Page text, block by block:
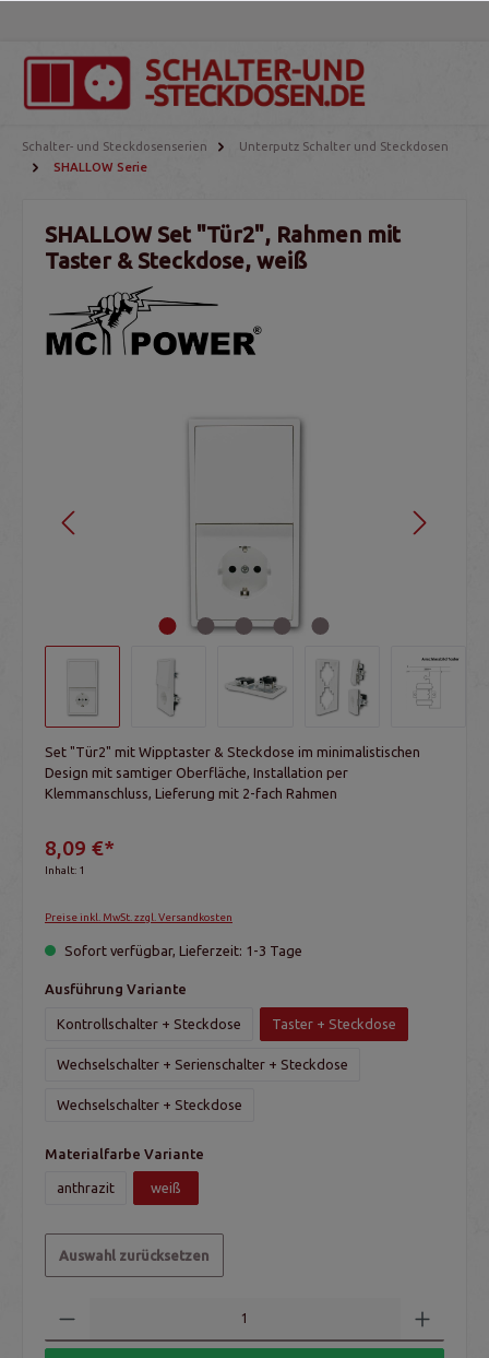
Schalter- und Steckdosenserien
Unterputz Schalter und Steckdosen
SHALLOW Serie
SHALLOW Set "Tür2", Rahmen mit
Taster & Steckdose, weiß
Set "Tür2" mit Wipptaster & Steckdose im minimalistischen
Design mit samtiger Oberfläche, Installation per
Klemmanschluss, Lieferung mit 2-fach Rahmen
8,09 €*
Inhalt: 1
Preise inkl. MwSt. zzgl. Versandkosten
Sofort verfügbar, Lieferzeit: 1-3 Tage
Ausführung Variante
Kontrollschalter + Steckdose Taster + Steckdose
Wechselschalter + Serienschalter + Steckdose
Wechselschalter + Steckdose
Materialfarbe Variante
anthrazit weiß
Auswahl zurücksetzen